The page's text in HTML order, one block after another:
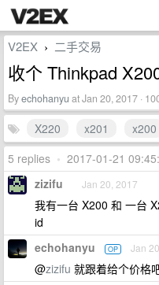
V2EX › 二手交易
收个 Thinkpad
Byechohanyu at Jan 20, 2017 ·
X220 x201 x200
5 replies • 2017-01-21
zizifu Jan 20, 2017
我有一台 X200 和 一台
id
echohanyu OP Jan
@zizifu 就跟着给个价格